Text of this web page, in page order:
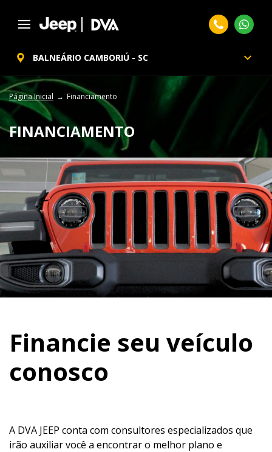
BALNEÁRIO CAMBORIÚ - SC
Página Inicial Financiamento
FINANCIAMENTO
Financie seu veículo
conosco
A DVA JEEP conta com consultores especializados que
irão auxiliar você a encontrar o melhor plano e